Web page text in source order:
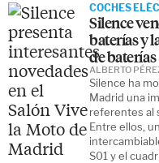
COCHES
Silence
baterías y
de baterías
Silence ha
Madrid una
referentes al
Entre ellos,
S01 y el
ALBERTO